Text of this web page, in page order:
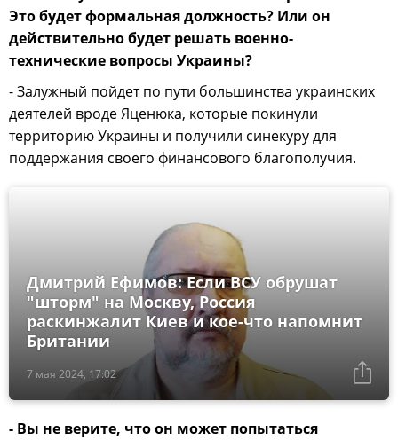
Это будет формальная должность? Или он
действительно будет решать военно-
технические вопросы Украины?
- Залужный пойдет по пути большинства украинских
деятелей вроде Яценюка, которые покинули
территорию Украины и получили синекуру для
поддержания своего финансового благополучия.
7 мая 2024, 17:02
Дмитрий Ефимов: Если ВСУ обрушат
"шторм" на Москву, Россия
раскинжалит Киев и кое-что напомнит
Британии
- Вы не верите, что он может попытаться